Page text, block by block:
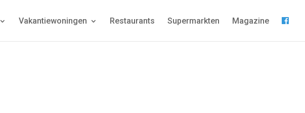
Vakantiewoningen Restaurants Supermarkten Magazine